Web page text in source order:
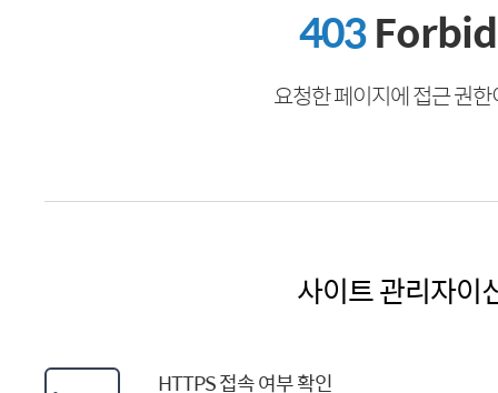
403
요청한 페이지에 접근 권
사이트 관리자이
HTTPS 접속 여부 확인